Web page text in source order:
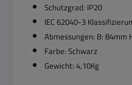
Schutzgrad: IP20
IEC 62040-3
Abmessungen: B: 84mm
Farbe: Schwarz
Gewicht: 4,10Kg